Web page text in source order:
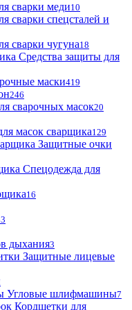
сварки меди10
сварки спецсталей и
сварки чугуна18
Средства защиты для
маски419
246
сварочных масок20
масок сварщика129
Защитные очки
Спецодежда для
16
дыхания3
Защитные лицевые
Угловые шлифмашины7
Кордщетки для